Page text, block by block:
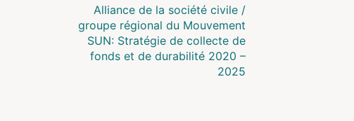
Alliance de la société civile /
groupe régional du Mouvement
SUN: Stratégie de collecte de
fonds et de durabilité 2020 –
2025